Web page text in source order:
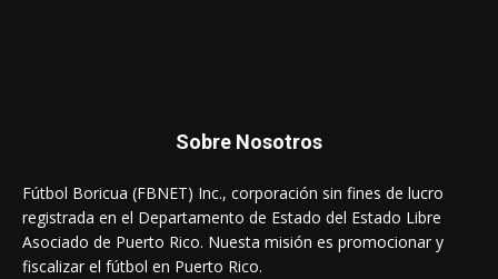
Sobre Nosotros
Fútbol Boricua (FBNET) Inc., corporación sin fines de lucro
registrada en el Departamento de Estado del Estado Libre
Asociado de Puerto Rico. Nuesta misión es promocionar y
fiscalizar el fútbol en Puerto Rico.